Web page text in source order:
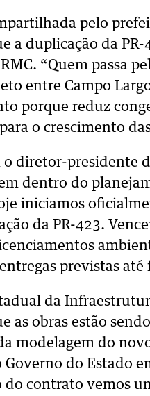
pelo
a duplicação da
“Quem passa
entre Campo
porque reduz
o crescimento
o diretor-presidente
dentro do
iniciamos
da PR-423.
previstas
da
as obras estão
modelagem do
Governo do Estado
do contrato vemos